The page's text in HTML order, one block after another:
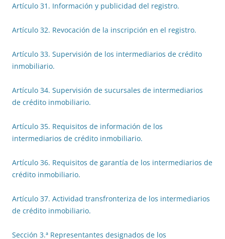
Artículo 31. Información y publicidad del registro.
Artículo 32. Revocación de la inscripción en el registro.
Artículo 33. Supervisión de los intermediarios de crédito
inmobiliario.
Artículo 34. Supervisión de sucursales de intermediarios
de crédito inmobiliario.
Artículo 35. Requisitos de información de los
intermediarios de crédito inmobiliario.
Artículo 36. Requisitos de garantía de los intermediarios de
crédito inmobiliario.
Artículo 37. Actividad transfronteriza de los intermediarios
de crédito inmobiliario.
Sección 3.ª Representantes designados de los